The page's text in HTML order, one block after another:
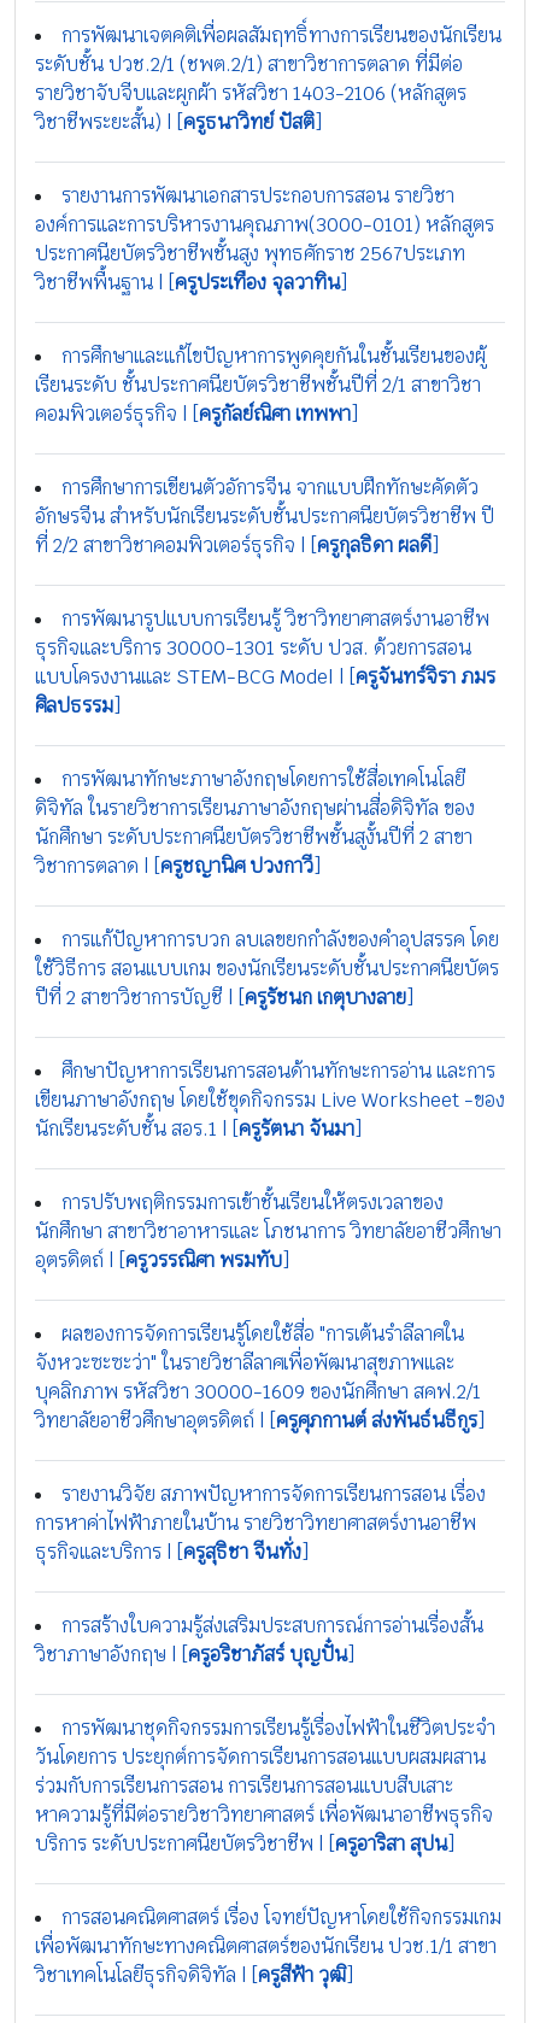
การพัฒนาเจตคติเพื่อผลสัมฤทธิ์ทางการเรียนของนักเรียน
ระดับชั้น ปวช.2/1 (ชพต.2/1) สาขาวิชาการตลาด ที่มีต่อ
รายวิชาจับจีบและผูกผ้า รหัสวิชา 1403-2106 (หลักสูตร
วิชาชีพระยะสั้น) | [ ครูธนาวิทย์ ปัสติ
รายงานการพัฒนาเอกสารประกอบการสอน รายวิชา
องค์การและการบริหารงานคุณภาพ(3000-0101) หลักสูตร
ประกาศนียบัตรวิชาชีพชั้นสูง พุทธศักราช 2567ประเภท
วิชาชีพพื้นฐาน | [ ครูประเทือง จุลวาทิน]
การศึกษาและแก้ไขปัญหาการพูดคุยกันในชั้นเรียนของผู้
เรียนระดับ ชั้นประกาศนียบัตรวิชาชีพชั้นปีที่ 2/1 สาขาวิชา
คอมพิวเตอร์ธุรกิจ | [ ครูกัลย์ณิศา เทพพา
การศึกษาการเขียนตัวอัการจีน จากแบบฝึกทักษะคัดตัว
อักษรจีน สำหรับนักเรียนระดับชั้นประกาศนียบัตรวิชาชีพ ปี
ที่ 2/2 สาขาวิชาคอมพิวเตอร์ธุรกิจ | [ ครูกุลธิดา ผลดี
การพัฒนารูปแบบการเรียนรู้ วิชาวิทยาศาสตร์งานอาชีพ
ธุรกิจและบริการ 30000-1301 ระดับ ปวส. ด้วยการสอน
แบบโครงงานและ STEM-BCG Model | [ ครูจันทร์จิรา ภมร
ศิลปธรรม
การพัฒนาทักษะภาษาอังกฤษโดยการใช้สื่อเทคโนโลยี
ดิจิทัล ในรายวิชาการเรียนภาษาอังกฤษผ่านสื่อดิจิทัล ของ
นักศึกษา ระดับประกาศนียบัตรวิชาชีพชั้นสูงั้นปีที่ 2 สาขา
วิชาการตลาด | [ ครูชญานิศ ปวงกาวี
การแก้ปัญหาการบวก ลบเลขยกกำลังของคำอุปสรรค โดย
ใช้วิธีการ สอนแบบเกม ของนักเรียนระดับชั้นประกาศนียบัตร
ปีที่ 2 สาขาวิชาการบัญชี | [ ครูรัชนก เกตุบางลาย
ศึกษาปัญหาการเรียนการสอนด้านทักษะการอ่าน และการ
เขียนภาษาอังกฤษ โดยใช้ขุดกิจกรรม Live Worksheet -ของ
นักเรียนระดับชั้น สอร.1 | [ ครูรัตนา จันมา
การปรับพฤติกรรมการเข้าชั้นเรียนให้ตรงเวลาของ
นักศึกษา สาขาวิชาอาหารและ โภชนาการ วิทยาลัยอาชีวศึกษา
อุตรดิตถ์ | [ ครูวรรณิศา พรมทับ
ผลของการจัดการเรียนรู้โดยใช้สื่อ "การเต้นรำลีลาศใน
จังหวะซะซะว่า" ในรายวิชาลีลาศเพื่อพัฒนาสุขภาพและ
บุคลิกภาพ รหัสวิชา 30000-1609 ของนักศึกษา สคฟ.2/1
วิทยาลัยอาชีวศึกษาอุตรดิตถ์ | [ ครูศุภกานต์ ส่งพันธ์นธีกูร
รายงานวิจัย สภาพปัญหาการจัดการเรียนการสอน เรื่อง
การหาค่าไฟฟ้าภายในบ้าน รายวิชาวิทยาศาสตร์งานอาชีพ
ธุรกิจและบริการ | [ ครูสุธิชา จีนทั่ง
การสร้างใบความรู้ส่งเสริมประสบการณ์การอ่านเรื่องสั้น
วิชาภาษาอังกฤษ | [ ครูอริชาภัสร์ บุญปั๋น]
การพัฒนาชุดกิจกรรมการเรียนรู้เรื่องไฟฟ้าในชีวิตประจำ
วันโดยการ ประยุกต์การจัดการเรียนการสอนแบบผสมผสาน
ร่วมกับการเรียนการสอน การเรียนการสอนแบบสืบเสาะ
หาความรู้ที่มีต่อรายวิชาวิทยาศาสตร์ เพื่อพัฒนาอาชีพธุรกิจ
บริการ ระดับประกาศนียบัตรวิชาชีพ | [ ครูอาริสา สุปน]
การสอนคณิตศาสตร์ เรื่อง โจทย์ปัญหาโดยใช้กิจกรรมเกม
เพื่อพัฒนาทักษะทางคณิตศาสตร์ของนักเรียน ปวช.1/1 สาขา
วิชาเทคโนโลยีธุรกิจดิจิทัล | [ ครูสีฟ้า วุฒิ]